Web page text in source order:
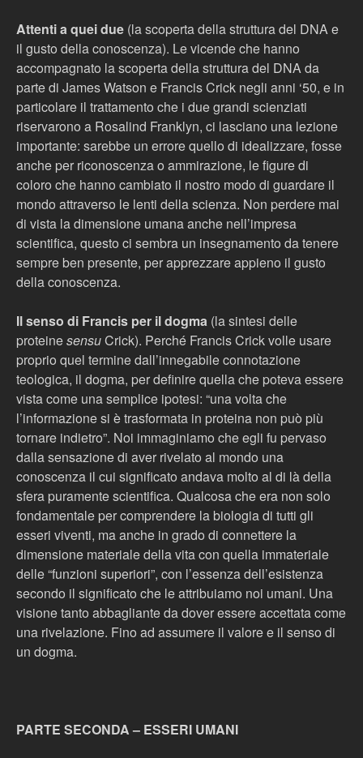
Attenti a quei due (la scoperta della struttura del DNA e
il gusto della conoscenza). Le vicende che hanno
accompagnato la scoperta della struttura del DNA da
parte di James Watson e Francis Crick negli anni ‘50, e in
particolare il trattamento che i due grandi scienziati
riservarono a Rosalind Franklyn, ci lasciano una lezione
importante: sarebbe un errore quello di idealizzare, fosse
anche per riconoscenza o ammirazione, le figure di
coloro che hanno cambiato il nostro modo di guardare il
mondo attraverso le lenti della scienza. Non perdere mai
di vista la dimensione umana anche nell’impresa
scientifica, questo ci sembra un insegnamento da tenere
sempre ben presente, per apprezzare appieno il gusto
della conoscenza.
Il senso di Francis per il dogma (la sintesi delle
proteinesensuCrick). Perché Francis Crick volle usare
proprio quel termine dall’innegabile connotazione
teologica, il dogma, per definire quella che poteva essere
vista come una semplice ipotesi: “una volta che
l’informazione si è trasformata in proteina non può più
tornare indietro”. Noi immaginiamo che egli fu pervaso
dalla sensazione di aver rivelato al mondo una
conoscenza il cui significato andava molto al di là della
sfera puramente scientifica. Qualcosa che era non solo
fondamentale per comprendere la biologia di tutti gli
esseri viventi, ma anche in grado di connettere la
dimensione materiale della vita con quella immateriale
delle “funzioni superiori”, con l’essenza dell’esistenza
secondo il significato che le attribuiamo noi umani. Una
visione tanto abbagliante da dover essere accettata come
una rivelazione. Fino ad assumere il valore e il senso di
un dogma.
PARTE SECONDA – ESSERI UMANI